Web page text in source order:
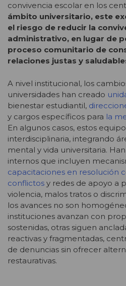
convivencia escolar en los
ámbito universitario, este
el riesgo de reducir la
administrativo, en lugar de
proceso comunitario de
relaciones justas y
A nivel institucional, los
universidades han creado
bienestar estudiantil,
y cargos específicos para la
En algunos casos, estos
interdisciplinaria, integrando
mental y vida universitaria.
internos que incluyen
capacitaciones en resolución
conflictos y redes de apoyo a
violencia, malos tratos o
los avances no son
instituciones avanzan con
sostenidas, otras siguen
reactivas y fragmentadas,
de denuncias sin ofrecer
restaurativas.